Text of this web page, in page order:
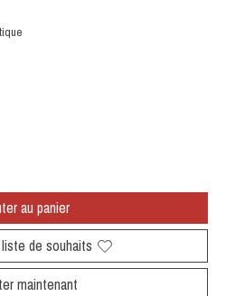
au panier
de souhaits
maintenant